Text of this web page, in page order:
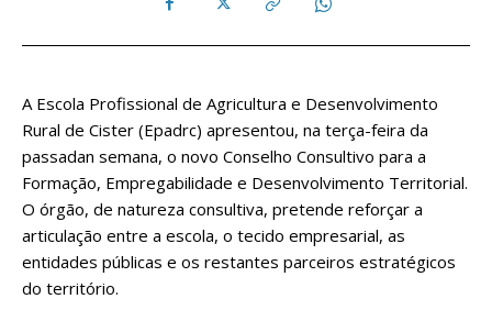
A Escola Profissional de Agricultura e Desenvolvimento
Rural de Cister (Epadrc) apresentou, na terça-feira da
passadan semana, o novo Conselho Consultivo para a
Formação, Empregabilidade e Desenvolvimento Territorial.
O órgão, de natureza consultiva, pretende reforçar a
articulação entre a escola, o tecido empresarial, as
entidades públicas e os restantes parceiros estratégicos
do território.